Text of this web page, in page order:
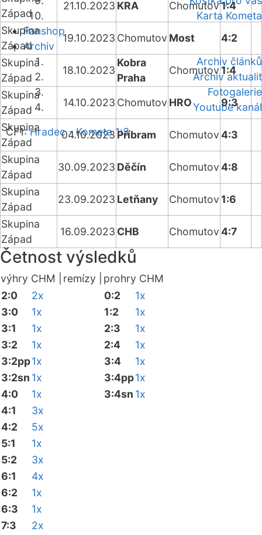
Karta Kometa
Fanshop
Archiv
Archiv článků
Archiv aktualit
Fotogalerie
Youtube kanál
ČF1:Hradec - Kometa 1:3
Západ
21.10.2023 KRA Chomutov1:4
Skupina
Západ
19.10.2023 Chomutov Most
4:2
Skupina
Západ
18.10.2023
Kobra
Praha
Chomutov 1:4
Skupina
Západ
14.10.2023 Chomutov HRO
9:3
Skupina
Západ
04.10.2023 Příbram Chomutov4:3
Skupina
Západ
30.09.2023 Děčín Chomutov4:8
Skupina
Západ
23.09.2023 Letňany Chomutov 1:6
Skupina
Západ
16.09.2023 CHB Chomutov4:7
Četnost výsledků
výhry CHM | remízy |
prohry CHM
2:0
2x
3:0
1x
3:1
1x
3:2
1x
3:2pp1x
3:2sn 1x
4:0
1x
4:1
3x
4:2
5x
5:1
1x
5:2
3x
6:1
4x
6:2
1x
6:3
1x
7:3
2x
0:2
1x
1:2
1x
2:3
1x
2:4
1x
3:4
1x
3:4pp1x
3:4sn 1x